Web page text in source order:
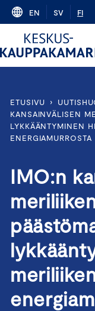
Skip
content
EN SV FI
ETUSIVU ›
KANSAINVÄLISEN
LYKKÄÄNTYMINEN
ENERGIAMURROSTA
IMO:n